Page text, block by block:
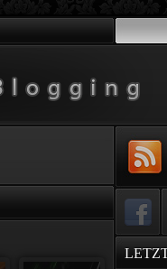
Subscribe to
RSS Feed